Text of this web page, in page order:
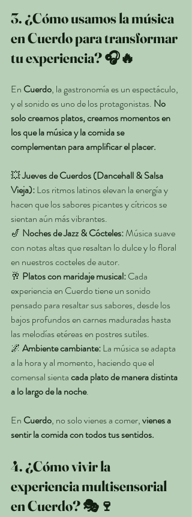
3. ¿Cómo usamos la música
en Cuerdo para transformar
tu experiencia? 🎧🔥
En Cuerdo, la gastronomía es un espectáculo,
y el sonido es uno de los protagonistas. No
solo creamos platos, creamos momentos en
los que la música y la comida se
complementan para amplificar el placer.
💥 Jueves de Cuerdos (Dancehall & Salsa
Vieja): Los ritmos latinos elevan la energía y
hacen que los sabores picantes y cítricos se
sientan aún más vibrantes.
🎷 Noches de Jazz & Cócteles: Música suave
con notas altas que resaltan lo dulce y lo floral
en nuestros cocteles de autor.
🥂 Platos con maridaje musical: Cada
experiencia en Cuerdo tiene un sonido
pensado para resaltar sus sabores, desde los
bajos profundos en carnes maduradas hasta
las melodías etéreas en postres sutiles.
🌌 Ambiente cambiante: La música se adapta
a la hora y al momento, haciendo que el
comensal sienta cada plato de manera distinta
a lo largo de la noche.
En Cuerdo, no solo vienes a comer, vienes a
sentir la comida con todos tus sentidos.
4. ¿Cómo vivir la
experiencia multisensorial
en Cuerdo? 🎭🍷